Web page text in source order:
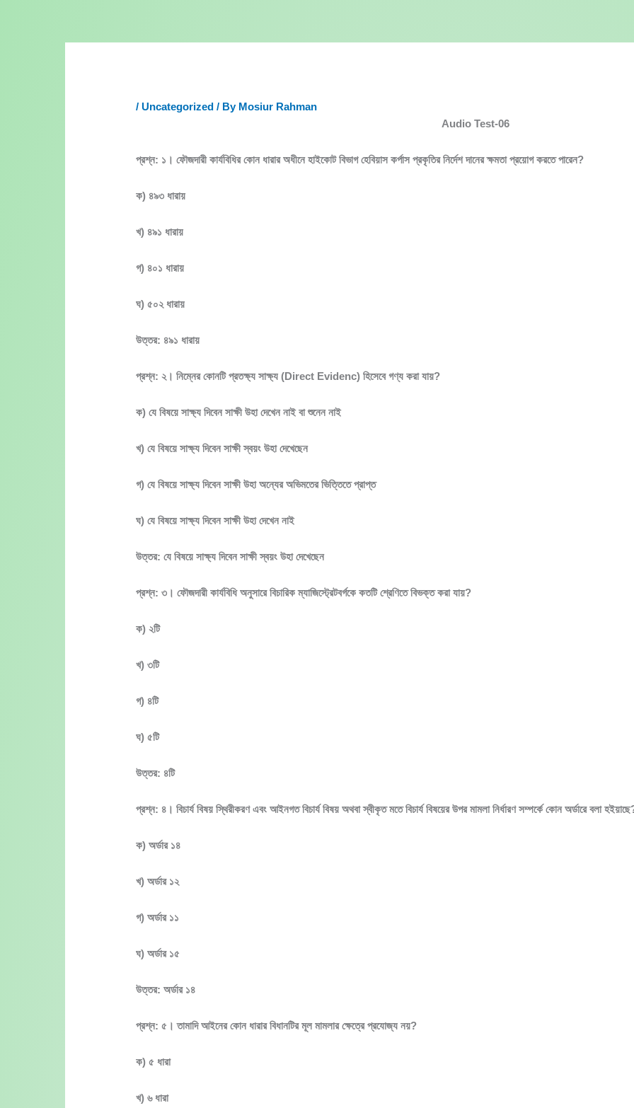
/Uncategorized / By Mosiur Rahman
Audio Test-06
প্রশ্ন: ১। ফৌজদারী কার্যবিধির কোন ধারার অধীনে হাইকোট বিভাগ হেবিয়াস কর্পাস প্রকৃতির নির্দেশ দানের ক্ষমতা প্রয়োগ করতে পারেন?
ক) ৪৯৩ ধারায়
খ) ৪৯১ ধারায়
গ) ৪০১ ধারায়
ঘ) ৫০২ ধারায়
উত্তর: ৪৯১ ধারায়
প্রশ্ন: ২। নিম্নের কোনটি প্রতক্ষ্য সাক্ষ্য (Direct Evidenc) হিসেবে গণ্য করা যায়?
ক) যে বিষয়ে সাক্ষ্য দিবেন সাক্ষী উহা দেখেন নাই বা শুনেন নাই
খ) যে বিষয়ে সাক্ষ্য দিবেন সাক্ষী স্বয়ং উহা দেখেছেন
গ) যে বিষয়ে সাক্ষ্য দিবেন সাক্ষী উহা অন্যের অভিমতের ভিত্তিতে প্রাপ্ত
ঘ) যে বিষয়ে সাক্ষ্য দিবেন সাক্ষী উহা দেখেন নাই
উত্তর: যে বিষয়ে সাক্ষ্য দিবেন সাক্ষী স্বয়ং উহা দেখেছেন
প্রশ্ন: ৩। ফৌজদারী কার্যবিধি অনুসারে বিচারিক ম্যাজিস্ট্রেটবর্গকে কতটি শ্রেণিতে বিভক্ত করা যায়?
ক) ২টি
খ) ৩টি
গ) ৪টি
ঘ) ৫টি
উত্তর: ৪টি
প্রশ্ন: ৪। বিচার্য বিষয় স্থিরীকরণ এবং আইনগত বিচার্য বিষয় অথবা স্বীকৃত মতে বিচার্য বিষয়ের উপর মামলা নির্ধারণ সম্পর্কে কোন অর্ডারে বলা
ক) অর্ডার ১৪
খ) অর্ডার ১২
গ) অর্ডার ১১
ঘ) অর্ডার ১৫
উত্তর: অর্ডার ১৪
প্রশ্ন: ৫। তামাদি আইনের কোন ধারার বিধানটির মূল মামলার ক্ষেত্রে প্রযোজ্য নয়?
ক) ৫ ধারা
খ) ৬ ধারা